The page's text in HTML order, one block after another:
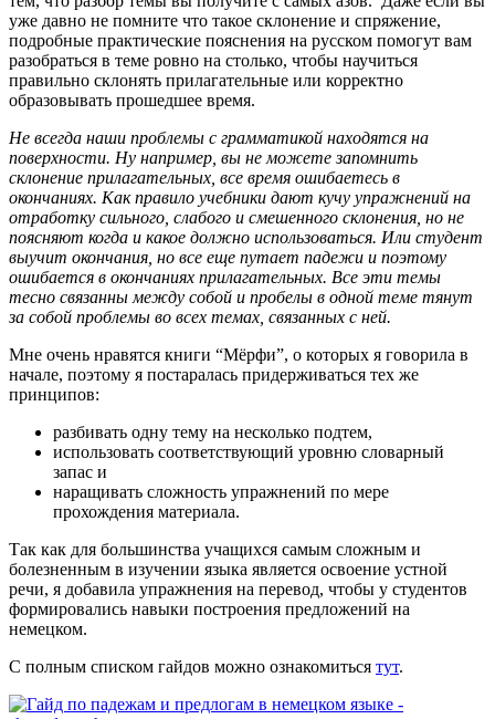
уже давно не помните что такое склонение и спряжение,
подробные практические пояснения на русском помогут вам
разобраться в теме ровно на столько, чтобы научиться
правильно склонять прилагательные или корректно
образовывать прошедшее время.
Не всегда наши проблемы с грамматикой находятся на
поверхности. Ну например, вы не можете запомнить
склонение прилагательных, все время ошибаетесь в
окончаниях. Как правило учебники дают кучу упражнений на
отработку сильного, слабого и смешенного склонения, но не
поясняют когда и какое должно использоваться. Или студент
выучит окончания, но все еще путает падежи и поэтому
ошибается в окончаниях прилагательных. Все эти темы
тесно связанны между собой и пробелы в одной теме тянут
за собой проблемы во всех темах, связанных с ней.
Мне очень нравятся книги “Мёрфи”, о которых я говорила в
начале, поэтому я постаралась придерживаться тех же
принципов:
разбивать одну тему на несколько подтем,
использовать соответствующий уровню словарный
запас и
наращивать сложность упражнений по мере
прохождения материала.
Так как для большинства учащихся самым сложным и
болезненным в изучении языка является освоение устной
речи, я добавила упражнения на перевод, чтобы у студентов
формировались навыки построения предложений на
немецком.
С полным списком гайдов можно ознакомиться тут.